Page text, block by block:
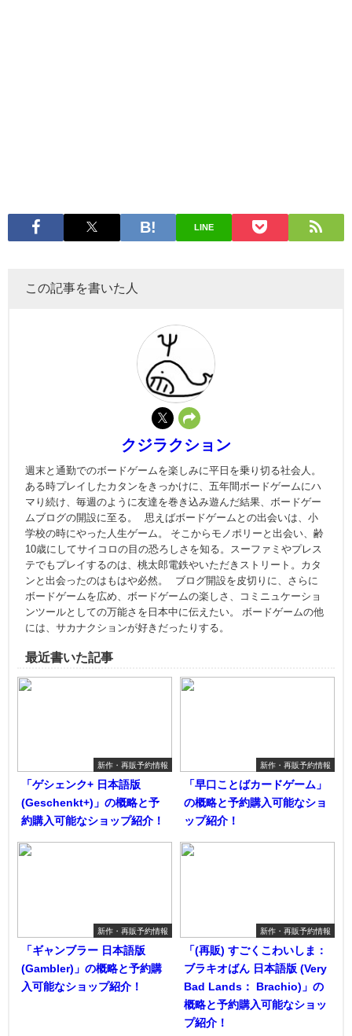
LINE
この記事を書いた人
クジラクション
週末と通勤でのボードゲームを楽しみに平日を乗り切る社会人。
ある時プレイしたカタンをきっかけに、五年間ボードゲームにハ
マり続け、毎週のように友達を巻き込み遊んだ結果、ボードゲー
ムブログの開設に至る。 思えばボードゲームとの出会いは、小
学校の時にやった人生ゲーム。 そこからモノポリーと出会い、齢
10歳にしてサイコロの目の恐ろしさを知る。スーファミやプレス
テでもプレイするのは、桃太郎電鉄やいただきストリート。カタ
ンと出会ったのはもはや必然。 ブログ開設を皮切りに、さらに
ボードゲームを広め、ボードゲームの楽しさ、コミニュケーショ
ンツールとしての万能さを日本中に伝えたい。 ボードゲームの他
には、サカナクションが好きだったりする。
最近書いた記事
新作・再販予約情報
「ゲシェンク+ 日本語版
(Geschenkt+)」の概略と予
約購入可能なショップ紹介！
新作・再販予約情報
「早口ことばカードゲーム」
の概略と予約購入可能なショ
ップ紹介！
新作・再販予約情報
「ギャンブラー 日本語版
(Gambler)」の概略と予約購
入可能なショップ紹介！
新作・再販予約情報
「(再販) すごくこわいしま：
ブラキオばん 日本語版 (Very
Bad Lands： Brachio)」の
概略と予約購入可能なショッ
プ紹介！